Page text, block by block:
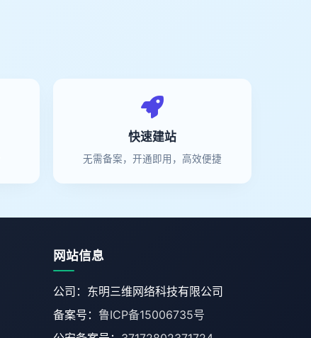
快速建站
无需备案，开通即用，高效便捷
网站信息
公司：东明三维网络科技有限公司
备案号： 鲁ICP备15006735号